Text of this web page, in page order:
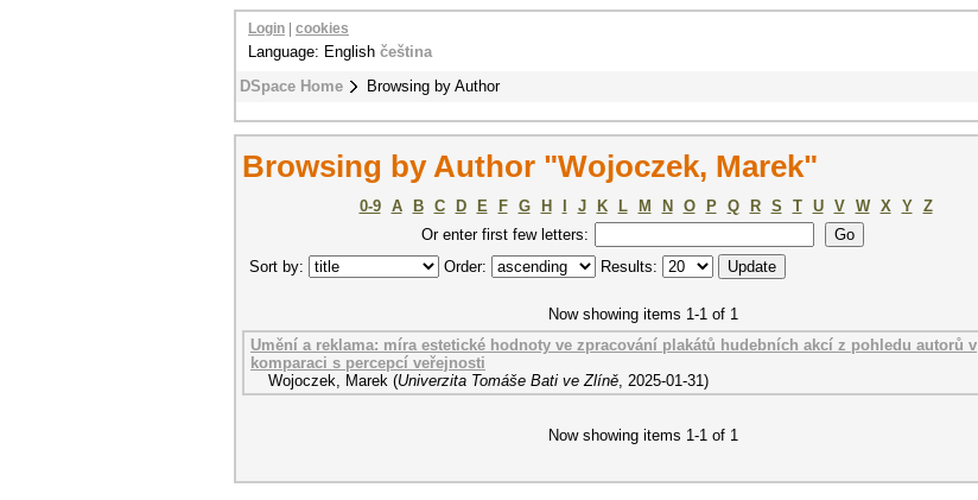
DSpace Home Browsing by Author
Login cookies
Language: English čeština
Browsing by Author "Wojoczek, Marek"
0-9 A B C D E F G H J K L M N O P Q R S T U V W X Y
Z
Or enter first few letters:
Sort by:
Order: Results:
Now showing items 1-1 of 1
Umění a reklama: míra estetické hodnoty ve zpracování plakátů hudebních akcí z pohledu autorů v
komparaci s percepcí veřejnosti
Wojoczek, Marek (Univerzita Tomáše Bati ve Zlíně, 2025-01-31)
Now showing items 1-1 of 1